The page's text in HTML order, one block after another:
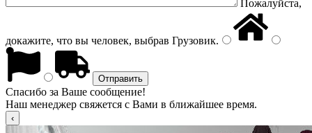
Пожалуйста,
докажите, что вы человек, выбрав Грузовик.
Спасибо за Ваше сообщение!
Наш менеджер свяжется с Вами в ближайшее время.